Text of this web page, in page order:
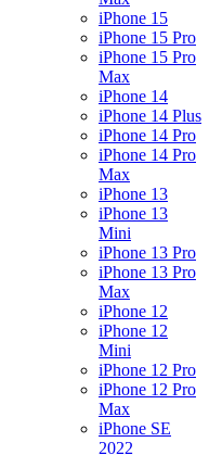
iPhone 15
iPhone 15 Pro
iPhone 15 Pro
Max
iPhone 14
iPhone 14 Plus
iPhone 14 Pro
iPhone 14 Pro
Max
iPhone 13
iPhone 13
Mini
iPhone 13 Pro
iPhone 13 Pro
Max
iPhone 12
iPhone 12
Mini
iPhone 12 Pro
iPhone 12 Pro
Max
iPhone SE
2022